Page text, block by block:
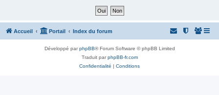
Accueil Portail Index du forum
Développé parphpBB® Forum Software © phpBB Limited
Traduit parphpBB-fr.com
Confidentialité | Conditions